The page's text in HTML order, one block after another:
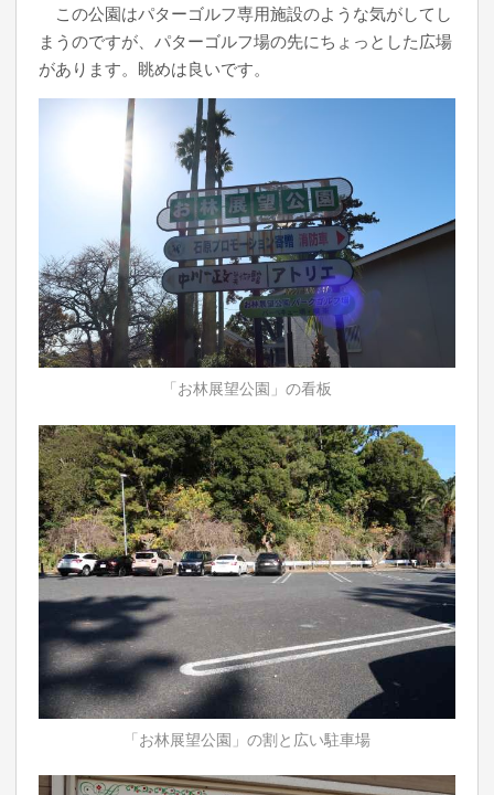
この公園はパターゴルフ専用施設のような気がしてし
まうのですが、パターゴルフ場の先にちょっとした広場
があります。眺めは良いです。
「お林展望公園」の看板
「お林展望公園」の割と広い駐車場